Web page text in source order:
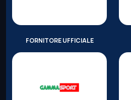
FORNITORE UFFICIALE